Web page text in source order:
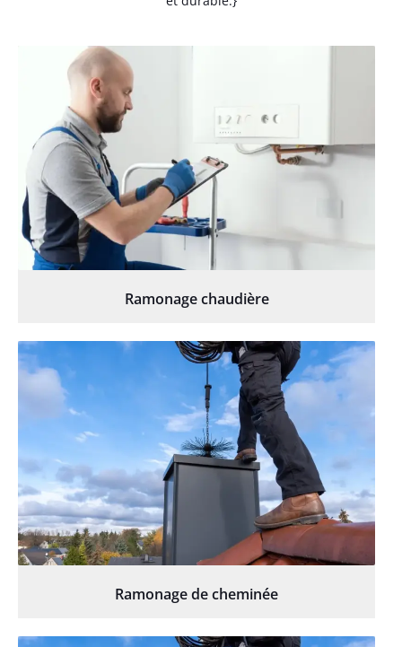
Ramonage chaudière
Ramonage de cheminée